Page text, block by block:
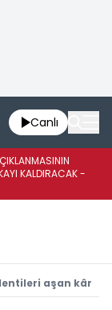
Canlı
KALDIRACAK -
aşan kâr